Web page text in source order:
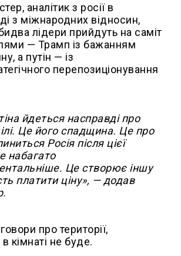
аналітик з росії в
з міжнародних відносин,
лідери прийдуть на саміт
— Трамп із бажанням
а путін — із
перепозиціонування
йдеться насправді про
Це його спадщина. Це про
Росія після цієї
набагато
Це створює іншу
платити ціну», — додав
про території,
кімнаті не буде.